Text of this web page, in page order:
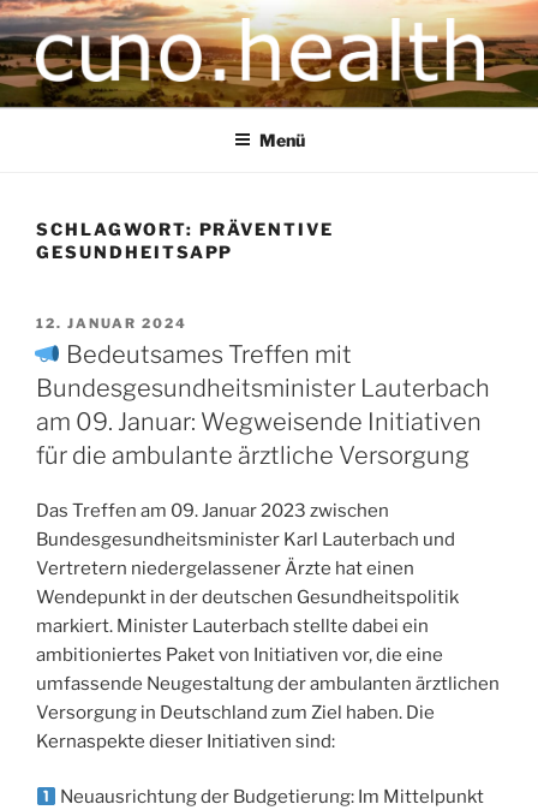
CUNO.HEALTH
Ihre zukunftsorientierte Gesundheitsversorgung
Menü
SCHLAGWORT: PRÄVENTIVE
GESUNDHEITSAPP
12. JANUAR 2024
Bedeutsames Treffen mit
Bundesgesundheitsminister Lauterbach
am 09. Januar: Wegweisende Initiativen
für die ambulante ärztliche Versorgung
Das Treffen am 09. Januar 2023 zwischen
Bundesgesundheitsminister Karl Lauterbach und
Vertretern niedergelassener Ärzte hat einen
Wendepunkt in der deutschen Gesundheitspolitik
markiert. Minister Lauterbach stellte dabei ein
ambitioniertes Paket von Initiativen vor, die eine
umfassende Neugestaltung der ambulanten ärztlichen
Versorgung in Deutschland zum Ziel haben. Die
Kernaspekte dieser Initiativen sind:
Neuausrichtung der Budgetierung: Im Mittelpunkt